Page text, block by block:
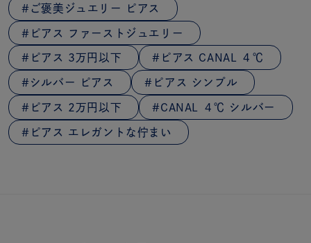
ご褒美ジュエリー ピアス
ピアス ファーストジュエリー
ピアス 3万円以下 ピアス CANAL ４℃
シルバー ピアス ピアス シンプル
ピアス 2万円以下 CANAL ４℃ シルバー
ピアス エレガントな佇まい